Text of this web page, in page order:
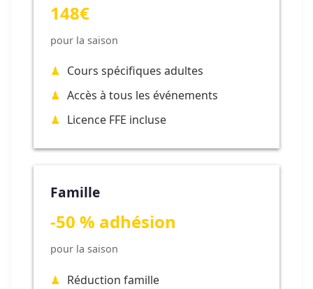
148€
pour la saison
Cours spécifiques adultes
Accès à tous les événements
Licence FFE incluse
Famille
-50 % adhésion
pour la saison
Réduction famille